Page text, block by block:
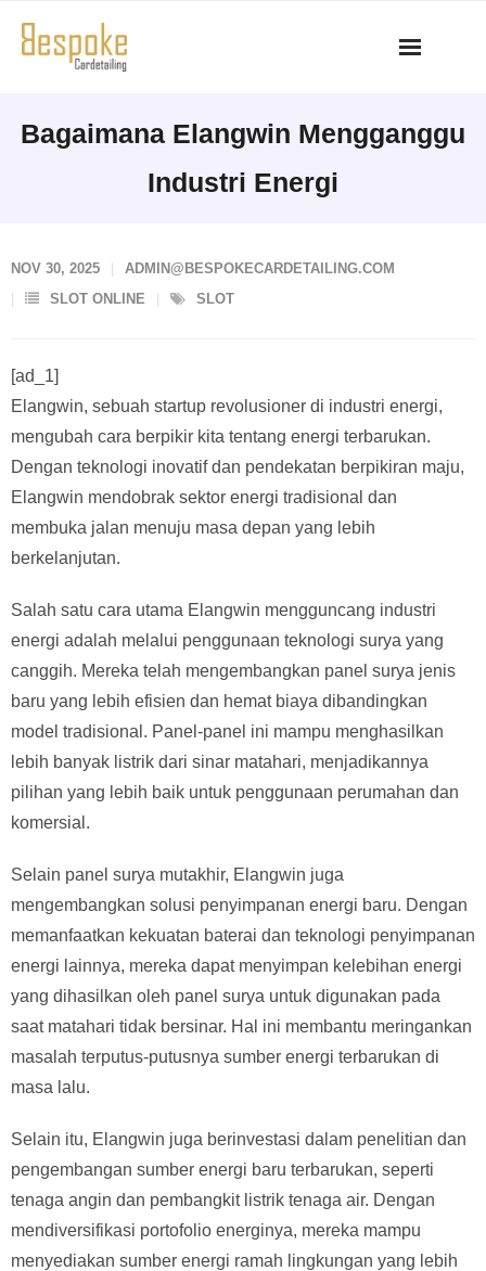
Bagaimana Elangwin Mengganggu
Industri Energi
NOV 30, 2025
ADMIN@BESPOKECARDETAILING.COM
SLOT ONLINE
SLOT
[ad_1]
Elangwin, sebuah startup revolusioner di industri energi,
mengubah cara berpikir kita tentang energi terbarukan.
Dengan teknologi inovatif dan pendekatan berpikiran maju,
Elangwin mendobrak sektor energi tradisional dan
membuka jalan menuju masa depan yang lebih
berkelanjutan.
Salah satu cara utama Elangwin mengguncang industri
energi adalah melalui penggunaan teknologi surya yang
canggih. Mereka telah mengembangkan panel surya jenis
baru yang lebih efisien dan hemat biaya dibandingkan
model tradisional. Panel-panel ini mampu menghasilkan
lebih banyak listrik dari sinar matahari, menjadikannya
pilihan yang lebih baik untuk penggunaan perumahan dan
komersial.
Selain panel surya mutakhir, Elangwin juga
mengembangkan solusi penyimpanan energi baru. Dengan
memanfaatkan kekuatan baterai dan teknologi penyimpanan
energi lainnya, mereka dapat menyimpan kelebihan energi
yang dihasilkan oleh panel surya untuk digunakan pada
saat matahari tidak bersinar. Hal ini membantu meringankan
masalah terputus-putusnya sumber energi terbarukan di
masa lalu.
Selain itu, Elangwin juga berinvestasi dalam penelitian dan
pengembangan sumber energi baru terbarukan, seperti
tenaga angin dan pembangkit listrik tenaga air. Dengan
mendiversifikasi portofolio energinya, mereka mampu
menyediakan sumber energi ramah lingkungan yang lebih